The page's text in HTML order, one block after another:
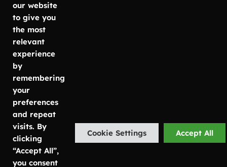
+46 31
757 80
50
info@luwasa.se
Göteborg:
031-757 80
50
Malmö:
040-685 25
25
Stockholm:
Malmö
our website
to give you
the most
relevant
experience
by
remembering
your
preferences
and repeat
visits. By
clicking
“Accept All”,
you consent
Cookie Settings Accept All